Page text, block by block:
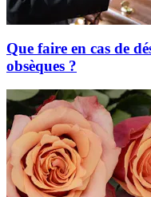
Que faire en cas de
obsèques ?